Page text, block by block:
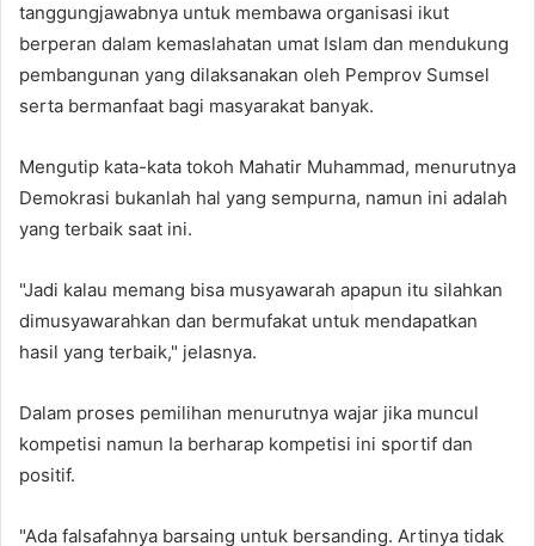
tanggungjawabnya untuk membawa organisasi ikut
berperan dalam kemaslahatan umat Islam dan mendukung
pembangunan yang dilaksanakan oleh Pemprov Sumsel
serta bermanfaat bagi masyarakat banyak.
Mengutip kata-kata tokoh Mahatir Muhammad, menurutnya
Demokrasi bukanlah hal yang sempurna, namun ini adalah
yang terbaik saat ini.
"Jadi kalau memang bisa musyawarah apapun itu silahkan
dimusyawarahkan dan bermufakat untuk mendapatkan
hasil yang terbaik," jelasnya.
Dalam proses pemilihan menurutnya wajar jika muncul
kompetisi namun Ia berharap kompetisi ini sportif dan
positif.
"Ada falsafahnya barsaing untuk bersanding. Artinya tidak